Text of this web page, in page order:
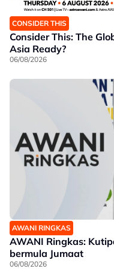
CONSIDER THIS
Consider This: The
Asia Ready?
06/08/2026
AWANI RINGKAS
AWANI Ringkas:
bermula Jumaat
06/08/2026